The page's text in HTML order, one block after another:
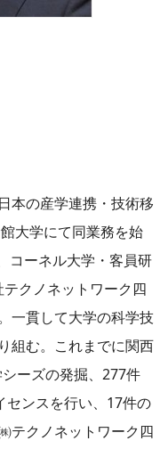
本の産学連携・技術移
大学にて同業務を始
コーネル大学・客員研
クノネットワーク四
一貫して大学の科学技
組む。これまでに関西
ーズの発掘、277件
センスを行い、17件の
テクノネットワーク四